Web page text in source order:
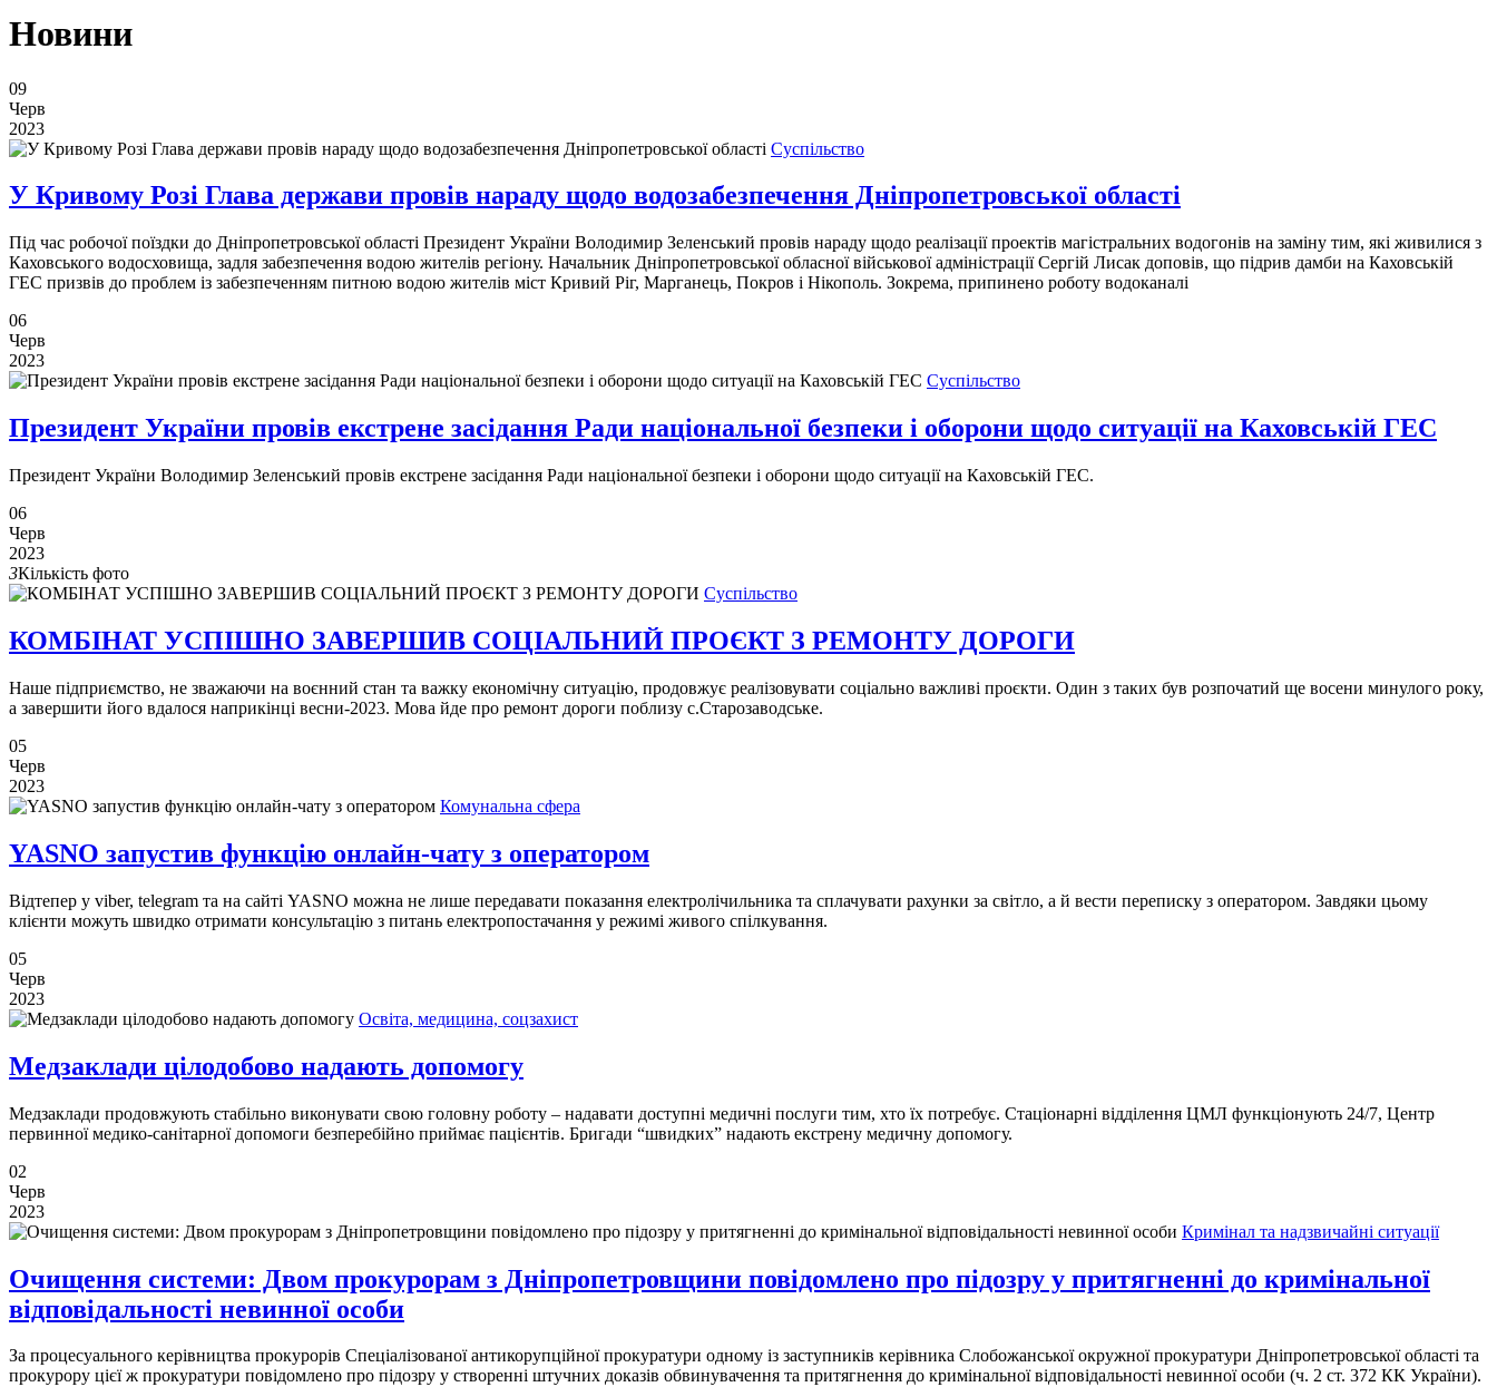
Новини
09
Черв
2023
Суспільство
У Кривому Розі Глава держави провів нараду щодо водозабезпечення Дніпропетровської області
Під час робочої поїздки до Дніпропетровської області Президент України Володимир Зеленський провів нараду щодо реалізації проектів магістральних водогонів на заміну тим, які живилися з
Каховського водосховища, задля забезпечення водою жителів регіону. Начальник Дніпропетровської обласної військової адміністрації Сергій Лисак доповів, що підрив дамби на Каховській
ГЕС призвів до проблем із забезпеченням питною водою жителів міст Кривий Ріг, Марганець, Покров і Нікополь. Зокрема, припинено роботу водоканалі
06
Черв
2023
Суспільство
Президент України провів екстрене засідання Ради національної безпеки і оборони щодо ситуації на Каховській ГЕС
Президент України Володимир Зеленський провів екстрене засідання Ради національної безпеки і оборони щодо ситуації на Каховській ГЕС.
06
Черв
2023
3Кількість фото
Суспільство
КОМБІНАТ УСПІШНО ЗАВЕРШИВ СОЦІАЛЬНИЙ ПРОЄКТ З РЕМОНТУ ДОРОГИ
Наше підприємство, не зважаючи на воєнний стан та важку економічну ситуацію, продовжує реалізовувати соціально важливі проєкти. Один з таких був розпочатий ще восени минулого року,
а завершити його вдалося наприкінці весни-2023. Мова йде про ремонт дороги поблизу с.Старозаводське.
05
Черв
2023
Комунальна сфера
YASNO запустив функцію онлайн-чату з оператором
Відтепер у viber, telegram та на сайті YASNO можна не лише передавати показання електролічильника та сплачувати рахунки за світло, а й вести переписку з оператором. Завдяки цьому
клієнти можуть швидко отримати консультацію з питань електропостачання у режимі живого спілкування.
05
Черв
2023
Освіта, медицина, соцзахист
Медзаклади цілодобово надають допомогу
Медзаклади продовжують стабільно виконувати свою головну роботу – надавати доступні медичні послуги тим, хто їх потребує. Стаціонарні відділення ЦМЛ функціонують 24/7, Центр
первинної медико-санітарної допомоги безперебійно приймає пацієнтів. Бригади “швидких” надають екстрену медичну допомогу.
02
Черв
2023
Кримінал та надзвичайні ситуації
Очищення системи: Двом прокурорам з Дніпропетровщини повідомлено про підозру у притягненні до кримінальної
відповідальності невинної особи
За процесуального керівництва прокурорів Спеціалізованої антикорупційної прокуратури одному із заступників керівника Слобожанської окружної прокуратури Дніпропетровської області та
прокурору цієї ж прокуратури повідомлено про підозру у створенні штучних доказів обвинувачення та притягнення до кримінальної відповідальності невинної особи (ч. 2 ст. 372 КК України).